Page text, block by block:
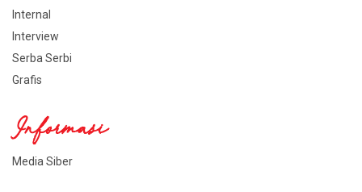
Internal
Interview
Serba Serbi
Grafis
Informasi
Media Siber